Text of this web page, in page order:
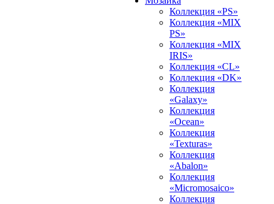
Коллекция «PS»
Коллекция «MIX
PS»
Коллекция «MIX
IRIS»
Коллекция «CL»
Коллекция «DK»
Коллекция
«Galaxy»
Коллекция
«Ocean»
Коллекция
«Texturas»
Коллекция
«Abalon»
Коллекция
«Micromosaico»
Коллекция